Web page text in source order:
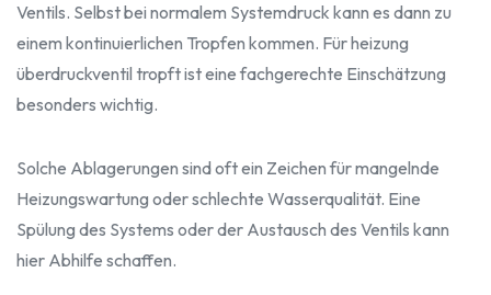
Ventils. Selbst bei normalem Systemdruck kann es dann zu
einem kontinuierlichen Tropfen kommen. Für heizung
überdruckventil tropft ist eine fachgerechte Einschätzung
besonders wichtig.
Solche Ablagerungen sind oft ein Zeichen für mangelnde
Heizungswartung oder schlechte Wasserqualität. Eine
Spülung des Systems oder der Austausch des Ventils kann
hier Abhilfe schaffen.